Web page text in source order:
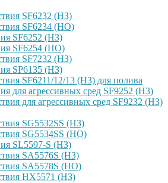
SF6232 (НЗ)
SF6234 (НО)
SF6252 (НЗ)
SF6254 (НО)
SF7232 (НЗ)
SP6135 (НЗ)
SF6211/12/13 (НЗ) для полива
для агрессивных сред SF9252 (H3)
для агрессивных сред SF9232 (H3)
SG5532SS (НЗ)
SG5534SS (НО)
SL5597-S (НЗ)
SA5576S (НЗ)
SA5578S (НО)
HX5571 (НЗ)